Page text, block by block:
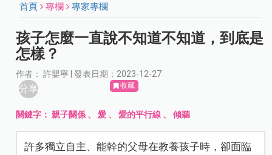
首頁 專欄 專家專欄
孩子怎麼一直說不知道不知道，到底是
怎樣？
作者： 許嬰寧 | 發表日期：2023-12-27
分享 收藏
關鍵字：親子關係 、愛 、愛的平行線 、傾聽
許多獨立自主、能幹的父母在教養孩子時，卻面臨